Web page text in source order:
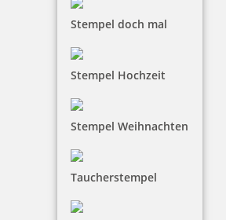
Stempel doch mal
Stempel Hochzeit
Stempel Weihnachten
Taucherstempel